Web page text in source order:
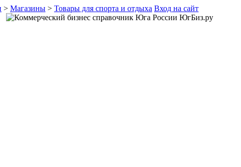
> Магазины > Товары для спорта и отдыха Вход на сайт